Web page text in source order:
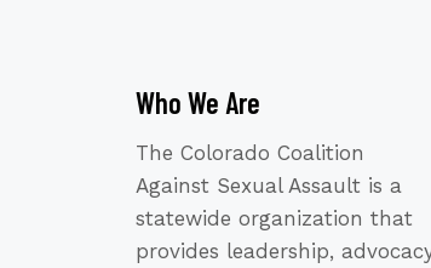
Who We Are
The Colorado Coalition
Against Sexual Assault is a
statewide organization that
provides leadership,